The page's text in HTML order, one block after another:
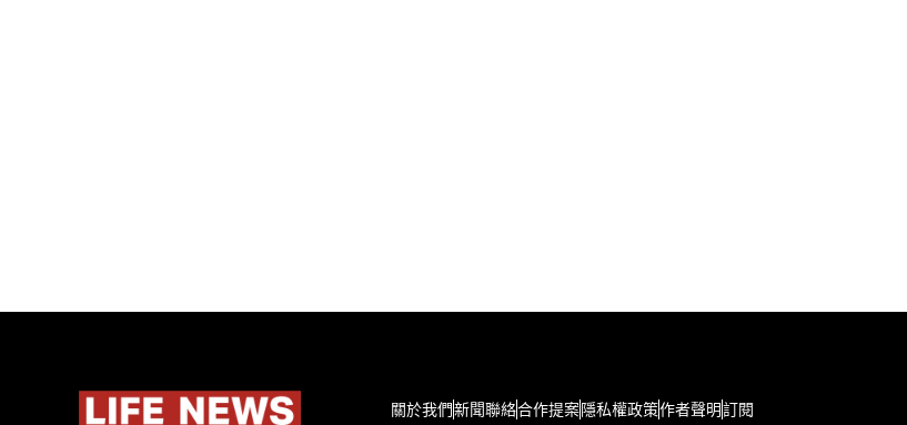
關於我們新聞聯絡合作提案隱私權政策作者聲明訂閱